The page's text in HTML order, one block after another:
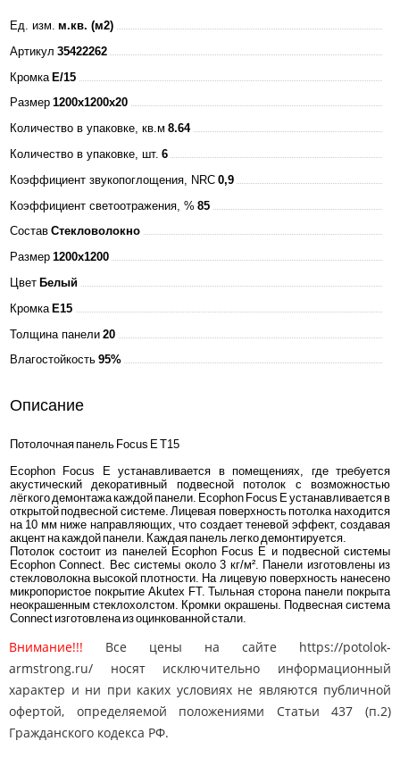
Ед. изм. м.кв. (м2)
Артикул 35422262
Кромка E/15
Размер 1200x1200x20
Количество в упаковке, кв.м 8.64
Количество в упаковке, шт. 6
Коэффициент звукопоглощения, NRC 0,9
Коэффициент светоотражения, % 85
Состав Стекловолокно
Размер 1200x1200
Цвет Белый
Кромка E15
Толщина панели 20
Влагостойкость 95%
Описание
Потолочная панель Focus E T15
Ecophon Focus E устанавливается в помещениях, где требуется
акустический декоративный подвесной потолок с возможностью
лёгкого демонтажа каждой панели. Ecophon Focus E устанавливается в
открытой подвесной системе. Лицевая поверхность потолка находится
на 10 мм ниже направляющих, что создает теневой эффект, создавая
акцент на каждой панели. Каждая панель легко демонтируется.
Потолок состоит из панелей Ecophon Focus Е и подвесной системы
Ecophon Connect. Вес системы около 3 кг/м². Панели изготовлены из
стекловолокна высокой плотности. На лицевую поверхность нанесено
микропористое покрытие Akutex FT. Тыльная сторона панели покрыта
неокрашенным стеклохолстом. Кромки окрашены. Подвесная система
Connect изготовлена из оцинкованной стали.
Внимание!!! Все цены на сайте https://potolok-
armstrong.ru/ носят исключительно информационный
характер и ни при каких условиях не являются публичной
офертой, определяемой положениями Статьи 437 (п.2)
Гражданского кодекса РФ.